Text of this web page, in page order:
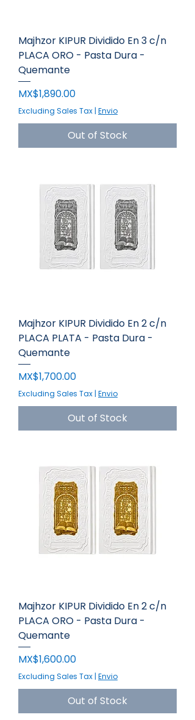
Majhzor KIPUR Dividido En 3 c/n
PLACA ORO - Pasta Dura -
Quemante
Price
MX$1,890.00
Excluding Sales Tax | Envio
Out of Stock
Majhzor KIPUR Dividido En 2 c/n
PLACA PLATA - Pasta Dura -
Quemante
Price
MX$1,700.00
Excluding Sales Tax | Envio
Out of Stock
Majhzor KIPUR Dividido En 2 c/n
PLACA ORO - Pasta Dura -
Quemante
Price
MX$1,600.00
Excluding Sales Tax | Envio
Out of Stock